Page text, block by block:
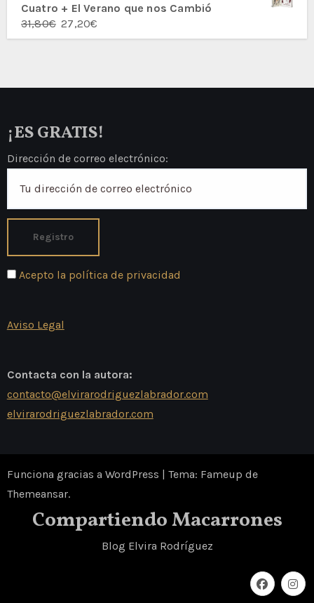
Cuatro + El Verano que nos Cambió
31,80€ El
precio
27,20€
precio
¡ES GRATIS!
Dirección de correo electrónico:
Acepto la política de privacidad
Aviso Legal
Contacta con la autora:
contacto@elvirarodriguezlabrador.com
elvirarodriguezlabrador.com
Funciona gracias a WordPress | Tema: Fameup de
Themeansar.
Compartiendo Macarrones
Blog Elvira Rodríguez